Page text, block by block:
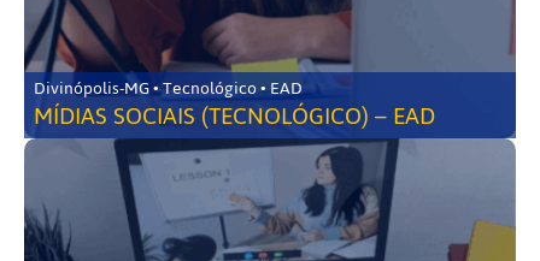
Divinópolis-MG • Tecnológico • EAD
MÍDIAS SOCIAIS (TECNOLÓGICO) – EAD